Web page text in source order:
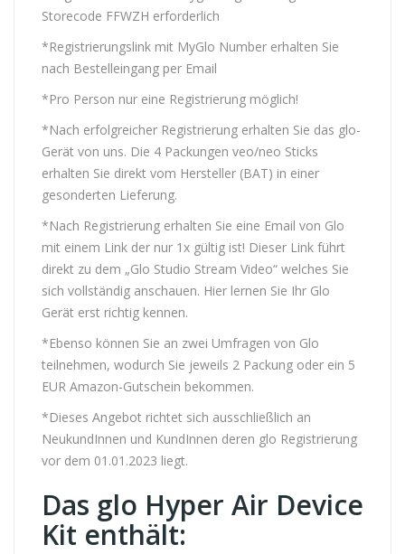
Storecode FFWZH erforderlich
*Registrierungslink mit MyGlo Number erhalten Sie
nach Bestelleingang per Email
*Pro Person nur eine Registrierung möglich!
*Nach erfolgreicher Registrierung erhalten Sie das glo-
Gerät von uns. Die 4 Packungen veo/neo Sticks
erhalten Sie direkt vom Hersteller (BAT) in einer
gesonderten Lieferung.
*Nach Registrierung erhalten Sie eine Email von Glo
mit einem Link der nur 1x gültig ist! Dieser Link führt
direkt zu dem „Glo Studio Stream Video“ welches Sie
sich vollständig anschauen. Hier lernen Sie Ihr Glo
Gerät erst richtig kennen.
*Ebenso können Sie an zwei Umfragen von Glo
teilnehmen, wodurch Sie jeweils 2 Packung oder ein 5
EUR Amazon-Gutschein bekommen.
*Dieses Angebot richtet sich ausschließlich an
NeukundInnen und KundInnen deren glo Registrierung
vor dem 01.01.2023 liegt.
Das glo Hyper Air Device
Kit enthält: